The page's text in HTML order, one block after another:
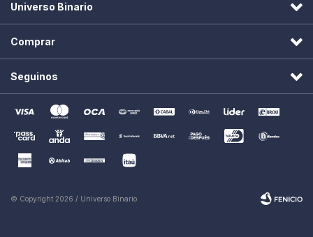
Universo Binario
Comprar
Seguinos
© Copyright 2026 / Universo Binario